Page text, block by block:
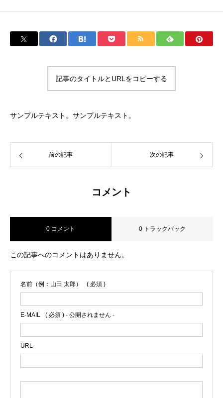
記事のタイトルとURLをコピーする
サンプルテキスト。サンプルテキスト。
前の記事 次の記事
コメント
0 コメント 0 トラックバック
この記事へのコメントはありません。
名前（例：山田 太郎） ( 必須 )
E-MAIL ( 必須 ) - 公開されません -
URL